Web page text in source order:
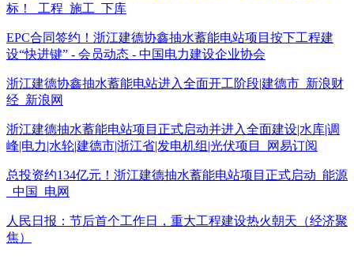
标！_工程_施工_下库
EPC合同签约！浙江建德协鑫抽水蓄能电站项目按下工程建
设“快进键” - 会员动态 - 中国电力建设企业协会
浙江建德协鑫抽水蓄能电站进入全面开工阶段|建德市_新浪财
经_新浪网
浙江建德抽水蓄能电站项目正式启动并进入全面建设|水库|调
峰|电力|水轮|建德市|浙江省|发电机组|光伏项目_网易订阅
总投资约134亿元！浙江建德抽水蓄能电站项目正式启动_能源
_中国_电网
人民日报：节后首个工作日，重大工程建设热火朝天（经济聚
焦）